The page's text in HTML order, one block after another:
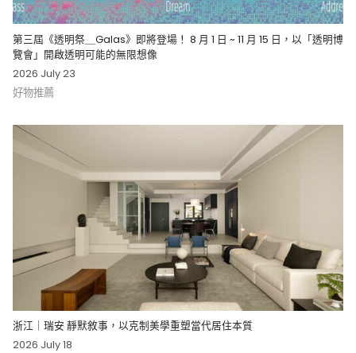
第三屆《透明祭＿Galas》即將登場！ 8 月 1 日 ~ 11 月 15 日，以「透明博
覽會」開啟透明可能的無限想像
2026 July 23
好物推薦
浙江｜瑞安 靜默敘事，以克制美學重塑當代居住本質
2026 July 18